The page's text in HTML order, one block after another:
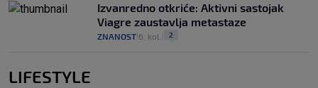
Izvanredno otkriće: Aktivni sastojak
Viagre zaustavlja metastaze
ZNANOST 6. kol. 2
LIFESTYLE